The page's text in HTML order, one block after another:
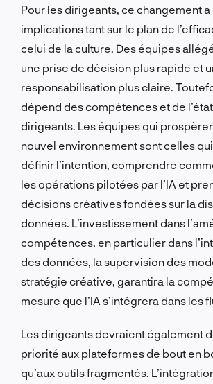
Pour les dirigeants, ce changement a
implications tant sur le plan de
celui de la culture. Des équipes
une prise de décision plus rapide et
responsabilisation plus claire.
dépend des compétences et de
dirigeants. Les équipes qui
nouvel environnement sont celles
définir l’intention, comprendre
les opérations pilotées par l’IA et
décisions créatives fondées sur la
données. L’investissement dans
compétences, en particulier dans
des données, la supervision des
stratégie créative, garantira la
mesure que l’IA s’intégrera dans les
Les dirigeants devraient également
priorité aux plateformes de bout en
qu’aux outils fragmentés.